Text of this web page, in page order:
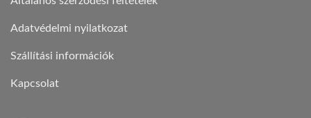
Adatvédelmi nyilatkozat
Szállítási információk
Kapcsolat